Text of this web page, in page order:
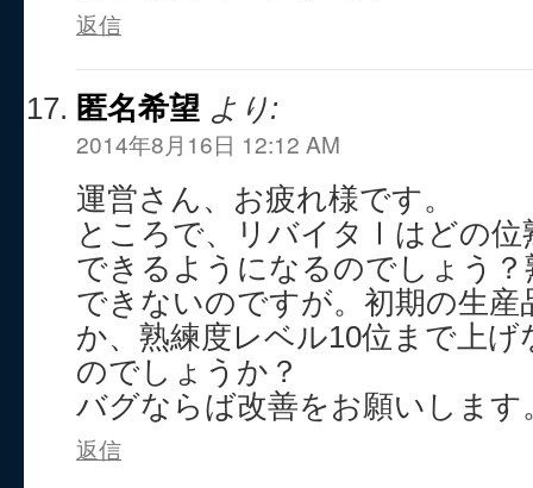
返信
匿名希望 より:
2014年8月16日 12:12 AM
運営さん、お疲れ様です。
ところで、リバイタⅠはどの位
できるようになるのでしょう
できないのですが。初期の生産
か、熟練度レベル10位まで上
のでしょうか？
バグならば改善をお願いします
返信